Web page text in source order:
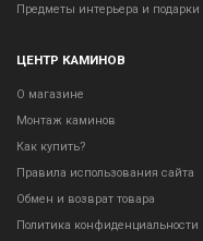
Предметы интерьера и подарки
ЦЕНТР КАМИНОВ
О магазине
Монтаж каминов
Как купить?
Правила использования сайта
Обмен и возврат товара
Политика конфиденциальности